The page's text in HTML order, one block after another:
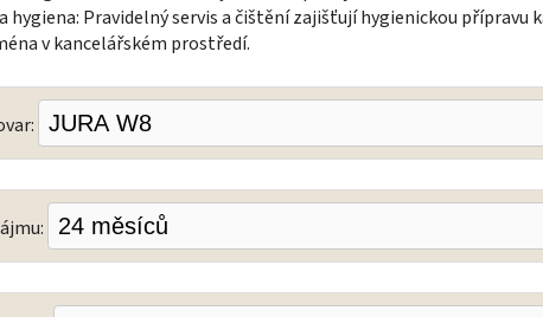
hygiena: Pravidelný servis a čištění zajišťují hygienickou přípravu
v kancelářském prostředí.